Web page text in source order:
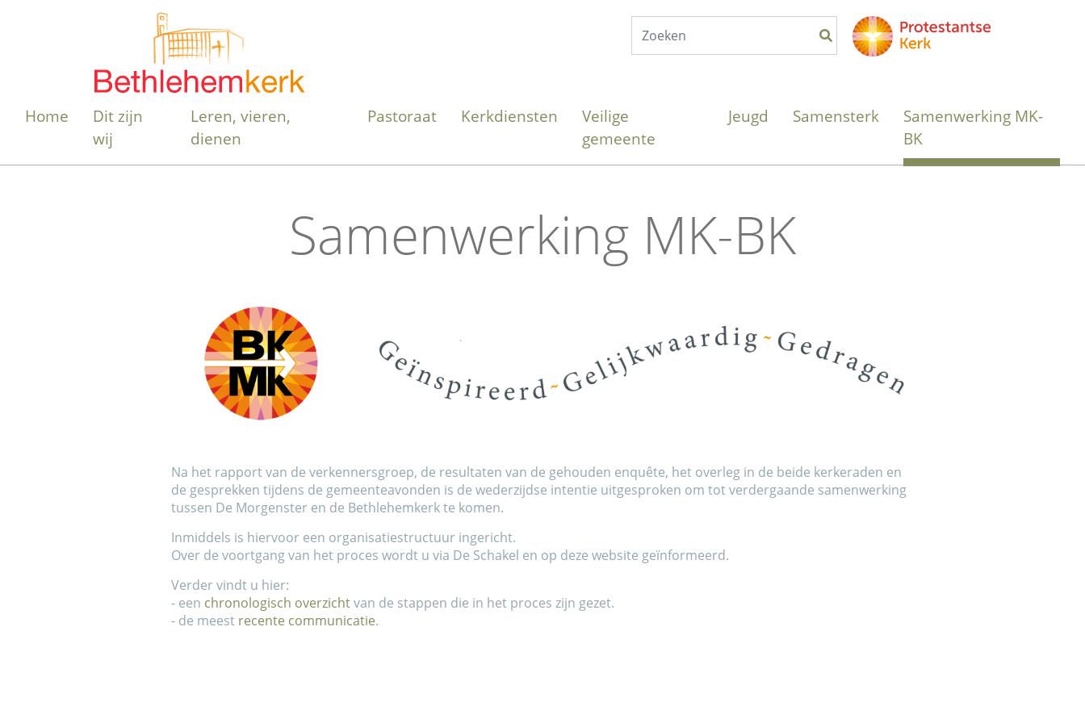
Home
Dit zijn
wij
Leren, vieren,
dienen
Pastoraat Kerkdiensten
Veilige
gemeente
Jeugd Samensterk
Samenwerking MK-
BK
Samenwerking MK-BK
Na het rapport van de verkennersgroep, de resultaten van de gehouden enquête, het overleg in de beide kerkeraden en
de gesprekken tijdens de gemeenteavonden is de wederzijdse intentie uitgesproken om tot verdergaande samenwerking
tussen De Morgenster en de Bethlehemkerk te komen.
Inmiddels is hiervoor een organisatiestructuur ingericht.
Over de voortgang van het proces wordt u via De Schakel en op deze website geïnformeerd.
Verder vindt u hier:
- een chronologisch overzichtvan de stappen die in het proces zijn gezet.
- de meest recente communicatie.